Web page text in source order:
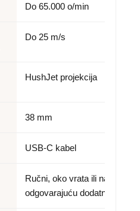
Do 65.000 o/min
Do 25 m/s
HushJet projekcija
38 mm
USB-C kabel
Ručni, oko vrata ili na radnoj
odgovarajuću dodatnu